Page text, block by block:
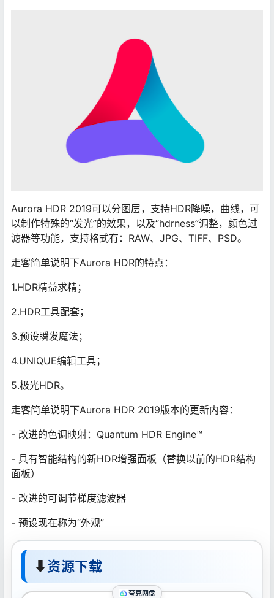
Aurora HDR 2019可以分图层，支持HDR降噪，曲线，可
以制作特殊的“发光”的效果，以及“hdrness”调整，颜色过
滤器等功能，支持格式有：RAW、JPG、TIFF、PSD。
走客简单说明下Aurora HDR的特点：
1.HDR精益求精；
2.HDR工具配套；
3.预设瞬发魔法；
4.UNIQUE编辑工具；
5.极光HDR。
走客简单说明下Aurora HDR 2019版本的更新内容：
- 改进的色调映射：Quantum HDR Engine™
- 具有智能结构的新HDR增强面板（替换以前的HDR结构
面板）
- 改进的可调节梯度滤波器
- 预设现在称为“外观”
⬇资源下载
夸克网盘